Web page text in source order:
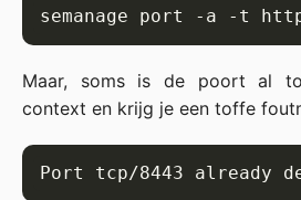
semanage port -a -t
Maar, soms is de poort al
context en krijg je een toffe